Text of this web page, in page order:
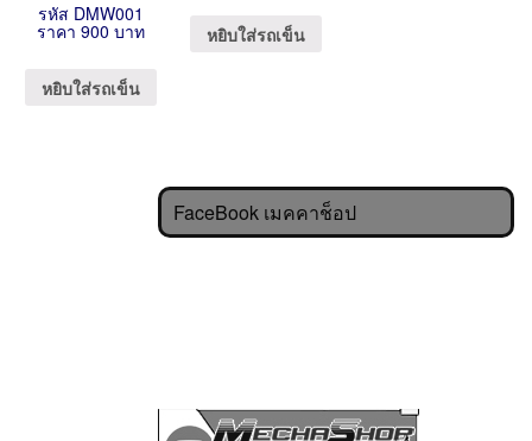
รหัส DMW001
ราคา 900 บาท
หยิบใส่รถเข็น
หยิบใส่รถเข็น
FaceBook เมคคาช็อป